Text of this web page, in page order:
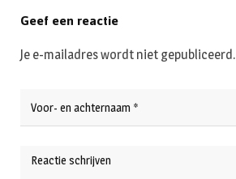
Geef een reactie
Je e-mailadres wordt niet gepubliceerd.